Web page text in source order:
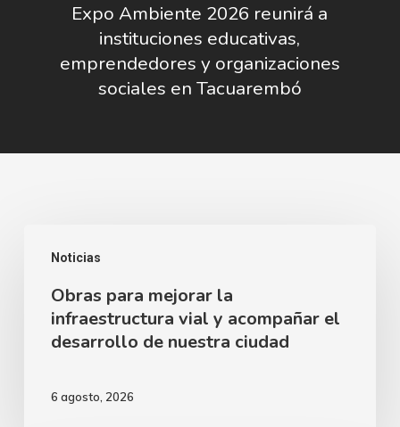
Expo Ambiente 2026 reunirá a
instituciones educativas,
emprendedores y organizaciones
sociales en Tacuarembó
Noticias
para
mejorar
infraestructura
Obras para mejorar la
infraestructura vial y acompañar el
desarrollo de nuestra ciudad
6 agosto, 2026